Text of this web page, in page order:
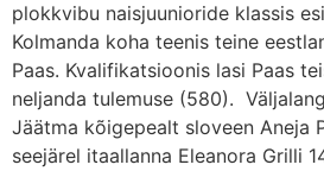
plokkvibu naisjuunioride klassis
Kolmanda koha teenis teine
Paas. Kvalifikatsioonis lasi Paas
neljanda tulemuse (580).
Jäätma kõigepealt sloveen Aneja
seejärel itaallanna Eleanora Grilli